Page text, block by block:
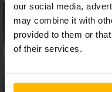
our social media,
may combine it with
provided to them or
of their services.